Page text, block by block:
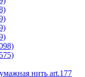
нить art.177